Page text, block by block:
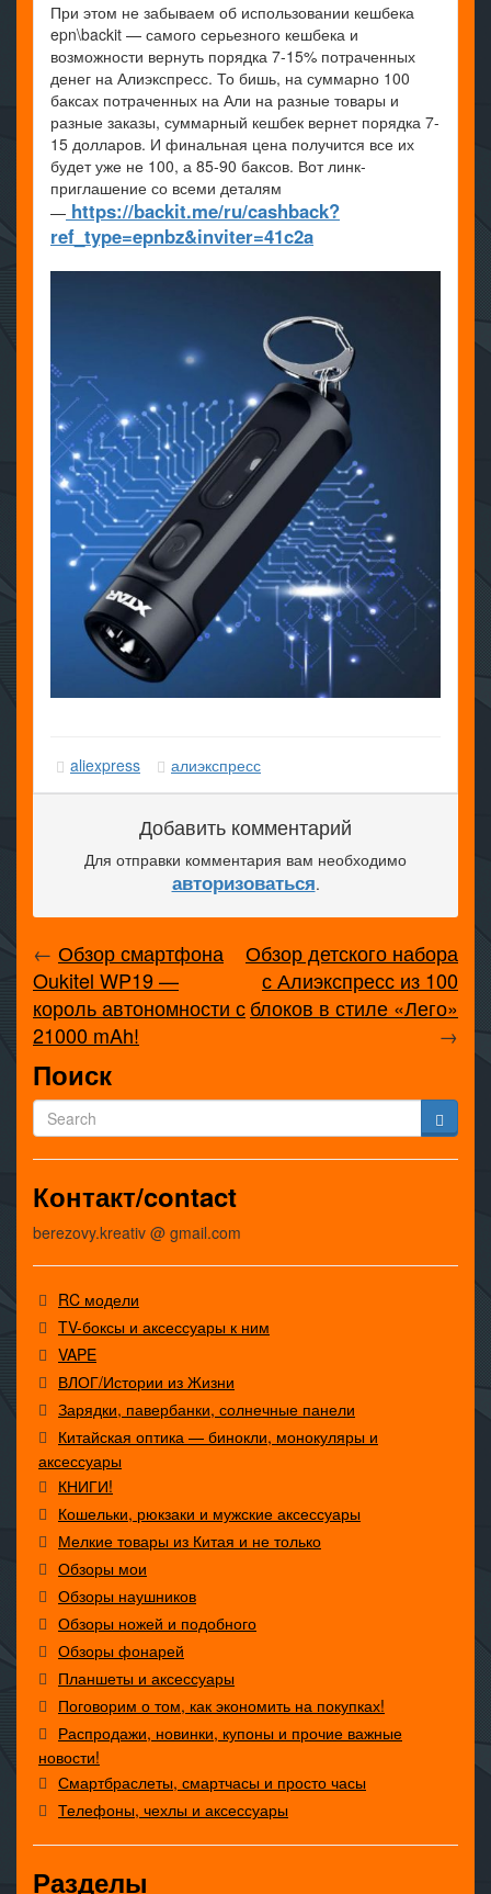
При этом не забываем об использовании кешбека
epn\backit — самого серьезного кешбека и
возможности вернуть порядка 7-15% потраченных
денег на Алиэкспресс. То бишь, на суммарно 100
баксах потраченных на Али на разные товары и
разные заказы, суммарный кешбек вернет порядка 7-
15 долларов. И финальная цена получится все их
будет уже не 100, а 85-90 баксов. Вот линк-
приглашение со всеми деталям
— https://backit.me/ru/cashback?
ref_type=epnbz&inviter=41c2a
aliexpress алиэкспресс
Добавить комментарий
Для отправки комментария вам необходимо
авторизоваться.
← Обзор смартфона
Oukitel WP19 —
король автономности с
21000 mAh!
Обзор детского набора
с Алиэкспресс из 100
блоков в стиле «Лего»
→
Поиск
Контакт/contact
berezovy.kreativ @ gmail.com
RC модели
TV-боксы и аксессуары к ним
VAPE
ВЛОГ/Истории из Жизни
Зарядки, павербанки, солнечные панели
Китайская оптика — бинокли, монокуляры и
аксессуары
КНИГИ!
Кошельки, рюкзаки и мужские аксессуары
Мелкие товары из Китая и не только
Обзоры мои
Обзоры наушников
Обзоры ножей и подобного
Обзоры фонарей
Планшеты и аксессуары
Поговорим о том, как экономить на покупках!
Распродажи, новинки, купоны и прочие важные
новости!
Смартбраслеты, смартчасы и просто часы
Телефоны, чехлы и аксессуары
Разделы